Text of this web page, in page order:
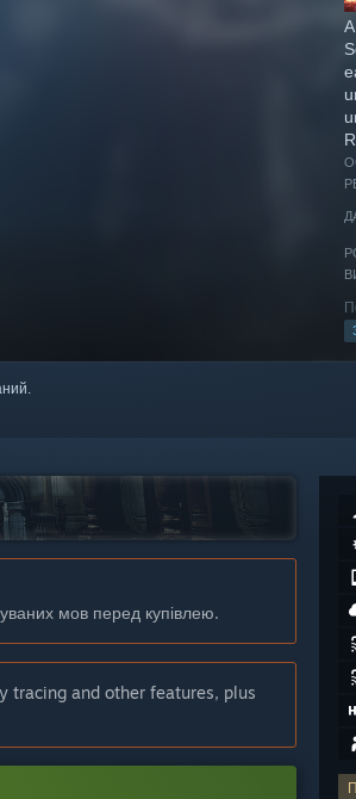
мов перед купівлею.
tracing and other features, plus